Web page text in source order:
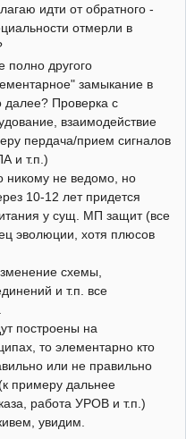
идти от обратного -
отмерли в
другого
замыкание в
далее? Проверка с
взаимодействие
пердача/прием сигналов
и т.п.)
никому не ведомо, но
10-12 лет придется
у сущ. МП защит (все
эволюции, хотя плюсов
схемы,
и т.п. все
построены на
то элементарно кто
или не правильно
примеру дальнее
работа УРОВ и т.п.)
увидим.